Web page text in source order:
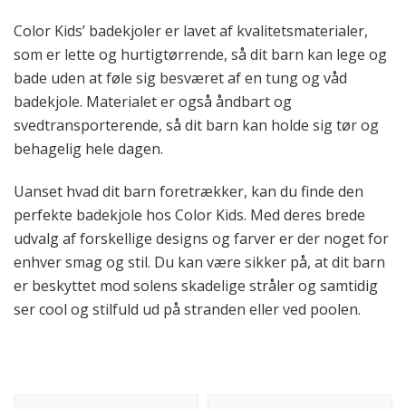
Color Kids’ badekjoler er lavet af kvalitetsmaterialer,
som er lette og hurtigtørrende, så dit barn kan lege og
bade uden at føle sig besværet af en tung og våd
badekjole. Materialet er også åndbart og
svedtransporterende, så dit barn kan holde sig tør og
behagelig hele dagen.
Uanset hvad dit barn foretrækker, kan du finde den
perfekte badekjole hos Color Kids. Med deres brede
udvalg af forskellige designs og farver er der noget for
enhver smag og stil. Du kan være sikker på, at dit barn
er beskyttet mod solens skadelige stråler og samtidig
ser cool og stilfuld ud på stranden eller ved poolen.